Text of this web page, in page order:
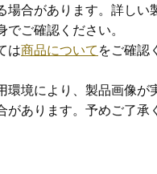
場合があります。詳しい
でご確認ください。
は商品について をご確認
環境により、製品画像が
があります。予めご了承